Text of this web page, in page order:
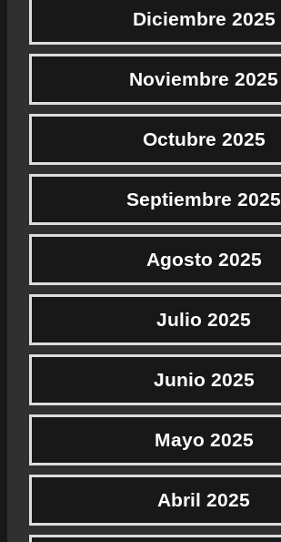
Diciembre 2025
Noviembre 2025
Octubre 2025
Septiembre 2025
Agosto 2025
Julio 2025
Junio 2025
Mayo 2025
Abril 2025